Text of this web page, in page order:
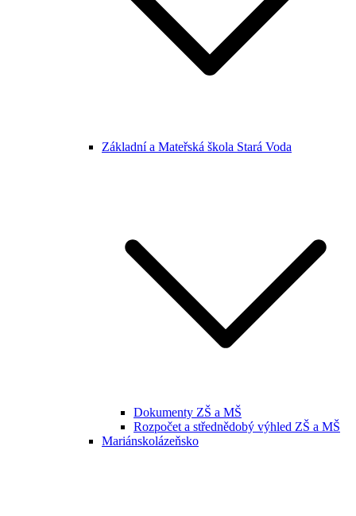
Základní a Mateřská škola Stará Voda
Dokumenty ZŠ a MŠ
Rozpočet a střednědobý výhled ZŠ a MŠ
Mariánskolázeňsko